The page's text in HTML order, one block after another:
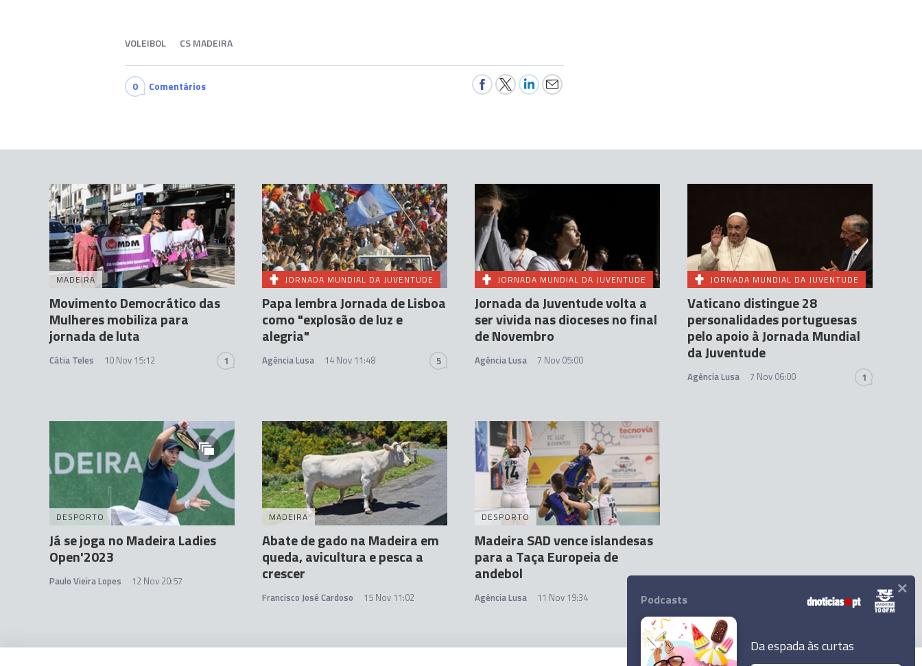
VOLEIBOL CS MADEIRA
0 Comentários
MADEIRA
Movimento Democrático das
Mulheres mobiliza para
jornada de luta
Cátia Teles 10 Nov 15:12 1
JORNADA MUNDIAL DA JUVENTUDE
Papa lembra Jornada de Lisboa
como "explosão de luz e
alegria"
Agência Lusa 14 Nov 11:48 5
JORNADA MUNDIAL DA JUVENTUDE
Jornada da Juventude volta a
ser vivida nas dioceses no final
de Novembro
Agência Lusa 7 Nov 05:00
JORNADA MUNDIAL DA JUVENTUDE
Vaticano distingue 28
personalidades portuguesas
pelo apoio à Jornada Mundial
da Juventude
Agência Lusa 7 Nov 06:00 1
DESPORTO
Já se joga no Madeira Ladies
Open'2023
Paulo Vieira Lopes 12 Nov 20:57
MADEIRA
Abate de gado na Madeira em
queda, avicultura e pesca a
crescer
Francisco José Cardoso 15 Nov 11:02
DESPORTO
Madeira SAD vence islandesas
para a Taça Europeia de
andebol
Agência Lusa 11 Nov 19:34 Podcasts
Da espada às curtas
×